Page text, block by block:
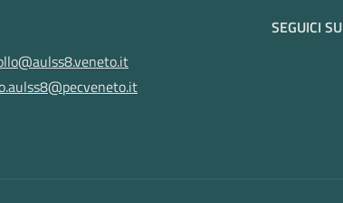
SEGUICI SU